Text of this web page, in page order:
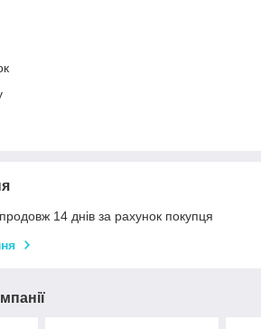
14 днів за рахунок покупця